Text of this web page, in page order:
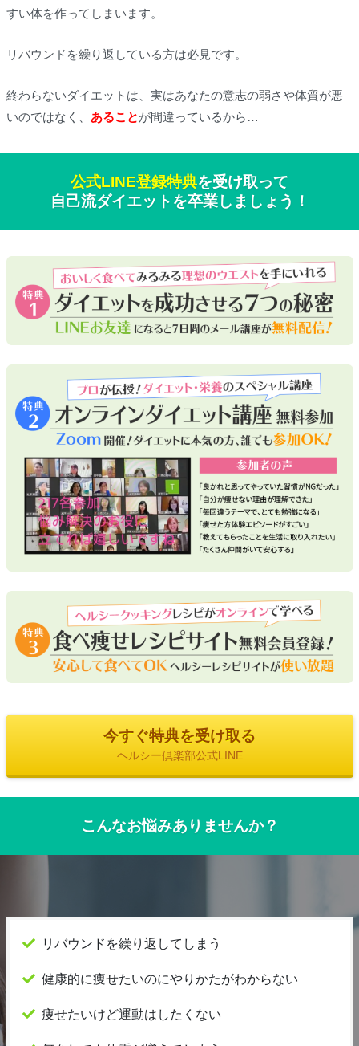
すい体を作ってしまいます。
リバウンドを繰り返している方は必見です。
終わらないダイエットは、実はあなたの意志の弱さや体質が悪
いのではなく、 あることが間違っているから…
公式LINE登録特典を受け取って
自己流ダイエットを卒業しましょう！
今すぐ特典を受け取る
ヘルシー倶楽部公式LINE
こんなお悩みありませんか？
リバウンドを繰り返してしまう
健康的に痩せたいのにやりかたがわからない
痩せたいけど運動はしたくない